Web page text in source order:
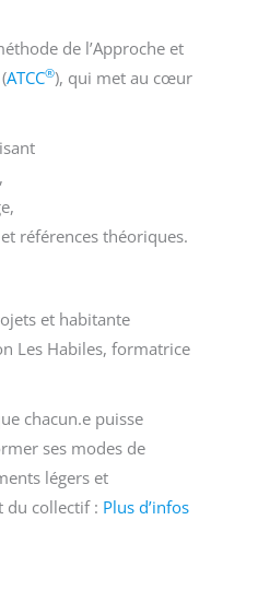
de l’Approche et
ATCC®), qui met au cœur
références théoriques.
et habitante
Les Habiles, formatrice
chacun.e puisse
ses modes de
légers et
du collectif : Plus d’infos